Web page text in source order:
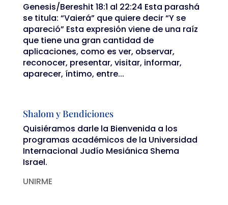
Genesis/Bereshit 18:1 al 22:24 Esta parashá
se titula: “Vaierá” que quiere decir “Y se
apareció” Esta expresión viene de una raíz
que tiene una gran cantidad de
aplicaciones, como es ver, observar,
reconocer, presentar, visitar, informar,
aparecer, íntimo, entre...
Shalom y Bendiciones
Quisiéramos darle la Bienvenida a los
programas académicos de la Universidad
Internacional Judío Mesiánica Shema
Israel.
UNIRME